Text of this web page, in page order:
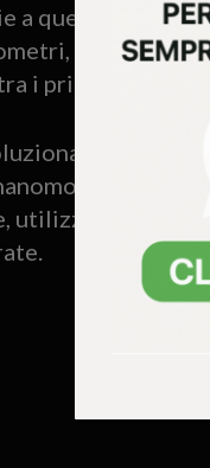
questa
capaci di
i principali
per la
di
la luce